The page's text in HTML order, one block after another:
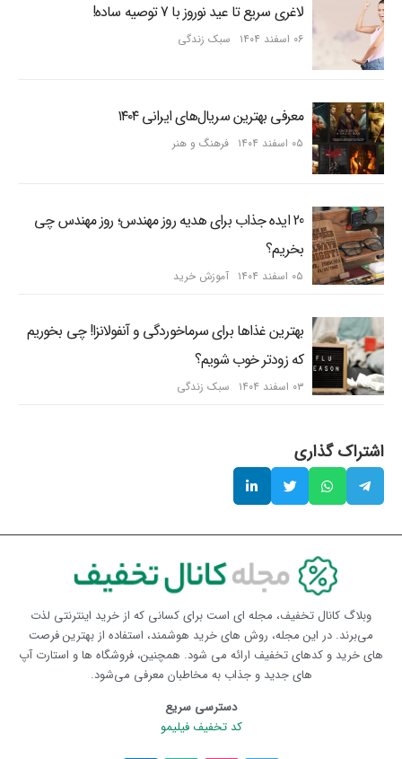
لاغری سریع تا عید نوروز با 7 توصیه ساده!
۰۶ اسفند ۱۴۰۴ سبک زندگی
معرفی بهترین سریال‌های ایرانی ۱۴۰۴
۰۵ اسفند ۱۴۰۴ فرهنگ و هنر
20 ایده جذاب برای هدیه روز مهندس؛ روز مهندس چی
بخریم؟
۰۵ اسفند ۱۴۰۴ آموزش خرید
بهترین غذاها برای سرماخوردگی و آنفولانزا! چی بخوریم
که زودتر خوب شویم؟
۰۳ اسفند ۱۴۰۴ سبک زندگی
اشتراک گذاری
وبلاگ کانال تخفیف، مجله ای است برای کسانی که از خرید اینترنتی لذت
می‌برند. در این مجله، روش های خرید هوشمند، استفاده از بهترین فرصت
های خرید و کدهای تخفیف ارائه می شود. همچنین، فروشگاه ها و استارت آپ
های جدید و جذاب به مخاطبان معرفی می‌شود.
دسترسی سریع
کد تخفیف فیلیمو